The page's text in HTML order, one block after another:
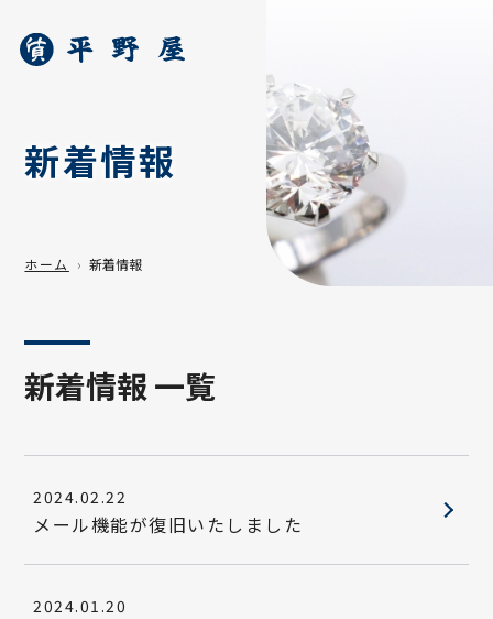
新着情報
ホーム 新着情報
新着情報 一覧
2024.02.22
メール機能が復旧いたしました
2024.01.20